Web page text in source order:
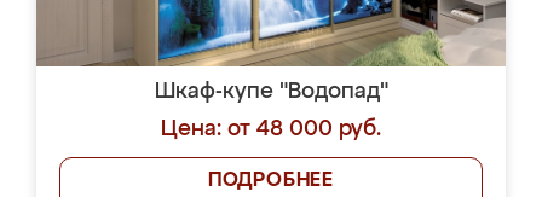
Шкаф-купе "Водопад"
Цена: от 48 000 руб.
ПОДРОБНЕЕ